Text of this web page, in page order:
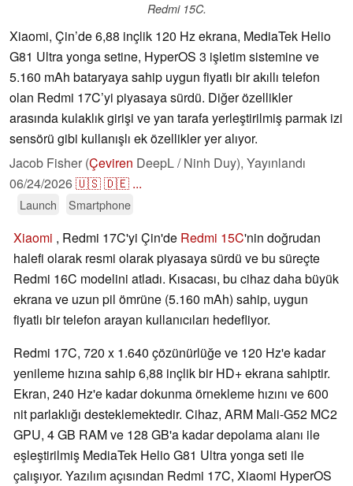
Redmi 15C.
Xiaomi, Çin’de 6,88 inçlik 120 Hz ekrana, MediaTek Helio
G81 Ultra yonga setine, HyperOS 3 işletim sistemine ve
5.160 mAh bataryaya sahip uygun fiyatlı bir akıllı telefon
olan Redmi 17C’yi piyasaya sürdü. Diğer özellikler
arasında kulaklık girişi ve yan tarafa yerleştirilmiş parmak izi
sensörü gibi kullanışlı ek özellikler yer alıyor.
Jacob Fisher (Çeviren DeepL / Ninh Duy), Yayınlandı
06/24/2026🇺🇸🇩🇪 ...
Launch Smartphone
Xiaomi , Redmi 17C'yi Çin'de Redmi 15C'nin doğrudan
halefi olarak resmi olarak piyasaya sürdü ve bu süreçte
Redmi 16C modelini atladı. Kısacası, bu cihaz daha büyük
ekrana ve uzun pil ömrüne (5.160 mAh) sahip, uygun
fiyatlı bir telefon arayan kullanıcıları hedefliyor.
Redmi 17C, 720 x 1.640 çözünürlüğe ve 120 Hz'e kadar
yenileme hızına sahip 6,88 inçlik bir HD+ ekrana sahiptir.
Ekran, 240 Hz'e kadar dokunma örnekleme hızını ve 600
nit parlaklığı desteklemektedir. Cihaz, ARM Mali-G52 MC2
GPU, 4 GB RAM ve 128 GB'a kadar depolama alanı ile
eşleştirilmiş MediaTek Helio G81 Ultra yonga seti ile
çalışıyor. Yazılım açısından Redmi 17C, Xiaomi HyperOS